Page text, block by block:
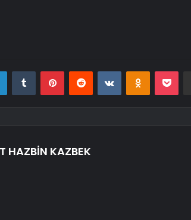
LinkedInTumblr PinterestReddit VKontakte
HAZBİN KAZBEK